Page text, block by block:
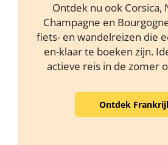
Ontdek nu ook Corsica,
Champagne en
fiets- en wandelreizen die
en-klaar te boeken zijn.
actieve reis in de zomer
Ontdek